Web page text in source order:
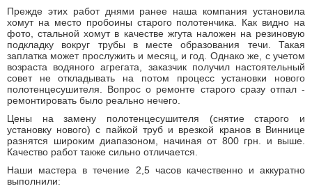
Прежде этих работ днями ранее наша компания установила
хомут на место пробоины старого полотенчика. Как видно на
фото, стальной хомут в качестве жгута наложен на резиновую
подкладку вокруг трубы в месте образования течи. Такая
заплатка может прослужить и месяц, и год. Однако же, с учетом
возраста водяного агрегата, заказчик получил настоятельный
совет не откладывать на потом процесс установки нового
полотенцесушителя. Вопрос о ремонте старого сразу отпал -
ремонтировать было реально нечего.
Цены на замену полотенцесушителя (снятие старого и
установку нового) с пайкой труб и врезкой кранов в Виннице
разнятся широким диапазоном, начиная от 800 грн. и выше.
Качество работ также сильно отличается.
Наши мастера в течение 2,5 часов качественно и аккуратно
выполнили: